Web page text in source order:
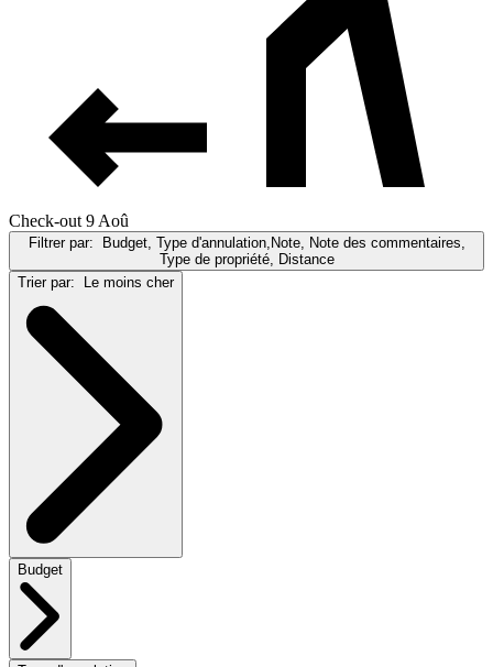
Check-out 9 Aoû
Filtrer par:
Budget, Type d'annulation,Note, Note des commentaires,
Type de propriété, Distance
Trier par:
Le moins cher
Budget